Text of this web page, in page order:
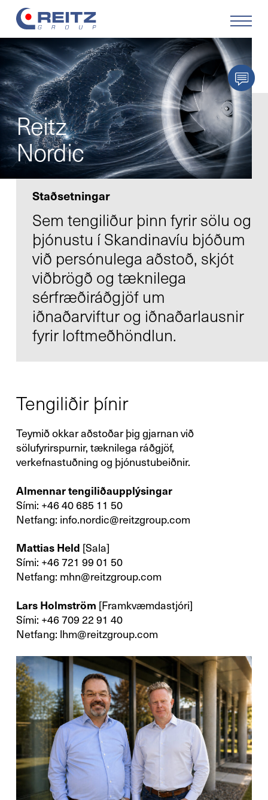
Produkte
Lösungen
Service
Retrofit
Unternehmen
Karriere
Kontakt
Datenschutz
Impressum
DE EN SV ZH
Staðsetningar
Reitz
Nordic
Sem tengiliður þinn fyrir sölu og
þjónustu í Skandinavíu bjóðum
við persónulega aðstoð, skjót
viðbrögð og tæknilega
sérfræðiráðgjöf um
iðnaðarviftur og iðnaðarlausnir
fyrir loftmeðhöndlun.
Tengiliðir þínir
Teymið okkar aðstoðar þig gjarnan við
sölufyrirspurnir, tæknilega ráðgjöf,
verkefnastuðning og þjónustubeiðnir.
Almennar tengiliðaupplýsingar
Sími: +46 40 685 11 50
Netfang: info.nordic@reitzgroup.com
Mattias Held [Sala]
Sími: +46 721 99 01 50
Netfang: mhn@reitzgroup.com
Lars Holmström [Framkvæmdastjóri]
Sími: +46 709 22 91 40
Netfang: lhm@reitzgroup.com